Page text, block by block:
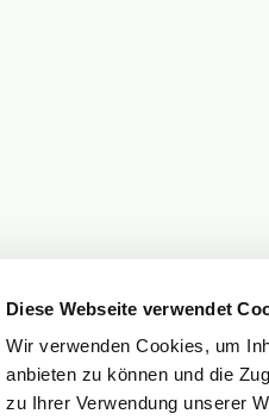
Diese Webseite verwendet
Wir verwenden Cookies, um
anbieten zu können und die
zu Ihrer Verwendung unserer